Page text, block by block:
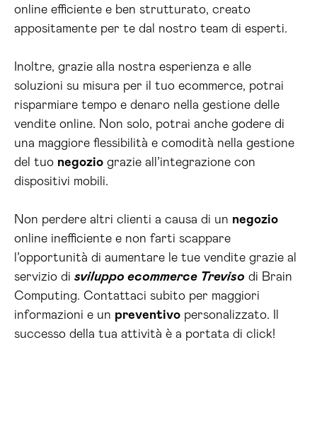
online efficiente e ben strutturato, creato
appositamente per te dal nostro team di esperti.
Inoltre, grazie alla nostra esperienza e alle
soluzioni su misura per il tuo ecommerce, potrai
risparmiare tempo e denaro nella gestione delle
vendite online. Non solo, potrai anche godere di
una maggiore flessibilità e comodità nella gestione
del tuo negozio grazie all’integrazione con
dispositivi mobili.
Non perdere altri clienti a causa di un negozio
online inefficiente e non farti scappare
l’opportunità di aumentare le tue vendite grazie al
servizio di sviluppo ecommerce Treviso di Brain
Computing. Contattaci subito per maggiori
informazioni e un preventivo personalizzato. Il
successo della tua attività è a portata di click!